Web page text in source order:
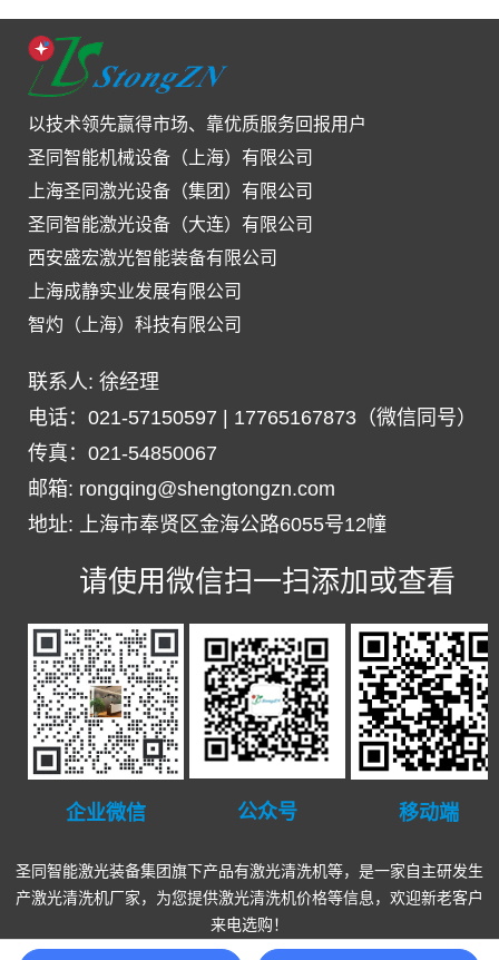
以技术领先赢得市场、靠优质服务回报用户
圣同智能机械设备（上海）有限公司
上海圣同激光设备（集团）有限公司
圣同智能激光设备（大连）有限公司
西安盛宏激光智能装备有限公司
上海成静实业发展有限公司
智灼（上海）科技有限公司
联系人: 徐经理
电话：021-57150597 | 17765167873（微信同号）
传真：021-54850067
邮箱: rongqing@shengtongzn.com
地址: 上海市奉贤区金海公路6055号12幢
请使用微信扫一扫添加或查看
企业微信 公众号 移动端
圣同智能激光装备集团旗下产品有激光清洗机等，是一家自主研发生
产激光清洗机厂家，为您提供激光清洗机价格等信息，欢迎新老客户
来电选购！
地址：上海市奉贤区金海公路6055号12幢 企业邮箱：